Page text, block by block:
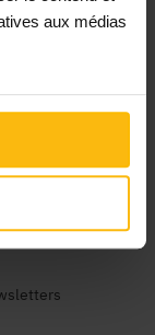
aux médias
au nom
MonASBL.be :
du
notre contenu
expert, etc.